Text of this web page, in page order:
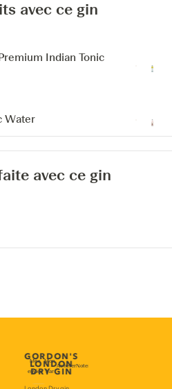
avec ce gin
Indian Tonic
Water
avec ce gin